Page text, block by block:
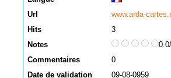
Url
www.arda-
Hits
3
Notes
Commentaires
0
Date de validation
09-08-0959